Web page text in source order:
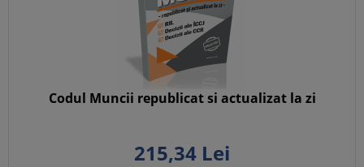
Codul Muncii republicat si actualizat la zi
215,34 Lei